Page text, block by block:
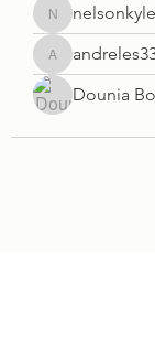
nelsonkyler0
andreles333
Dounia